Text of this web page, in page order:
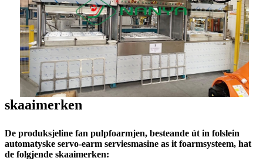
skaaimerken
De produksjeline fan pulpfoarmjen, besteande út in folslein
automatyske servo-earm serviesmasine as it foarmsysteem, hat
de folgjende skaaimerken: